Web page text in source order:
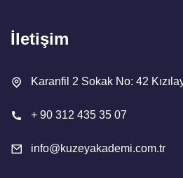
İletişim
Karanfil 2 Sokak No: 42
+ 90 312 435 35 07
info@kuzeyakademi.com.tr